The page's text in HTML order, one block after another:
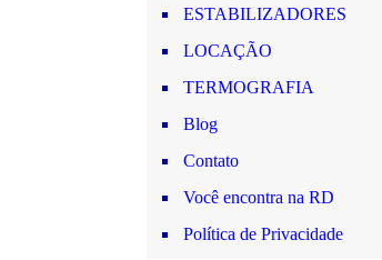
ESTABILIZADORES
LOCAÇÃO
TERMOGRAFIA
Blog
Contato
Você encontra na RD
Política de Privacidade